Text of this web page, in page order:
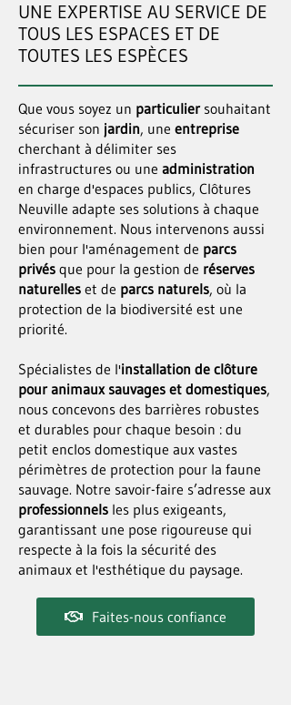
UNE EXPERTISE AU SERVICE DE
TOUS LES ESPACES ET DE
TOUTES LES ESPÈCES
Que vous soyez un particulier souhaitant
sécuriser son jardin, une entreprise
cherchant à délimiter ses
infrastructures ou une administration
en charge d'espaces publics, Clôtures
Neuville adapte ses solutions à chaque
environnement. Nous intervenons aussi
bien pour l'aménagement de parcs
privés que pour la gestion de réserves
naturelles et de parcs naturels, où la
protection de la biodiversité est une
priorité.
Spécialistes de l'installation de clôture
pour animaux sauvages et domestiques,
nous concevons des barrières robustes
et durables pour chaque besoin : du
petit enclos domestique aux vastes
périmètres de protection pour la faune
sauvage. Notre savoir-faire s’adresse aux
professionnels les plus exigeants,
garantissant une pose rigoureuse qui
respecte à la fois la sécurité des
animaux et l'esthétique du paysage.
Faites-nous confiance